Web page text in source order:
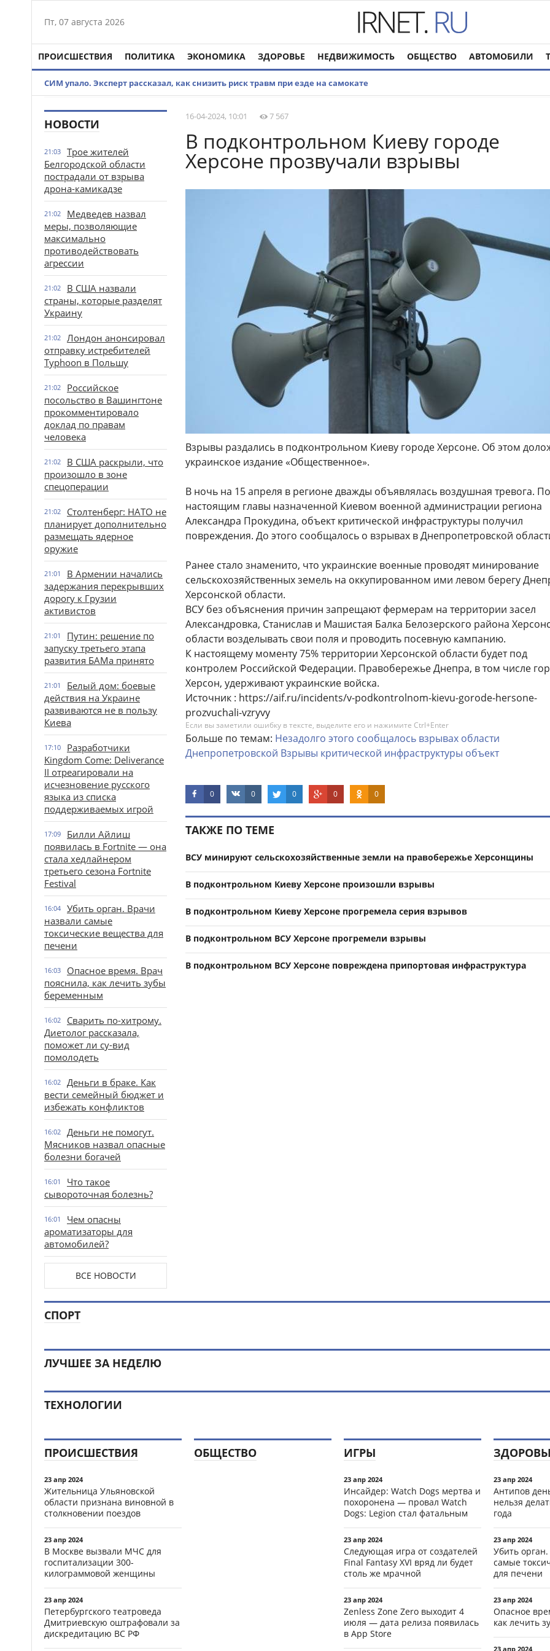
Пт, 07 августа 2026
ПРОИСШЕСТВИЯ ПОЛИТИКА ЭКОНОМИКА ЗДОРОВЬЕ НЕДВИЖИМОСТЬ ОБЩЕСТВО АВТОМОБИЛИ
СИМ упало. Эксперт рассказал, как снизить риск травм при езде на самокате
НОВОСТИ
21:03
Трое жителей
Белгородской области
пострадали от взрыва
дрона-камикадзе
21:02
Медведев назвал
меры, позволяющие
максимально
противодействовать
агрессии
21:02
В США назвали
страны, которые разделят
Украину
21:02
Лондон анонсировал
отправку истребителей
Typhoon в Польшу
21:02
Российское
посольство в Вашингтоне
прокомментировало
доклад по правам
человека
21:02
В США раскрыли, что
произошло в зоне
спецоперации
21:02
Столтенберг: НАТО не
планирует дополнительно
размещать ядерное
оружие
21:01
В Армении начались
задержания перекрывших
дорогу к Грузии
активистов
21:01
Путин: решение по
запуску третьего этапа
развития БАМа принято
21:01
Белый дом: боевые
действия на Украине
развиваются не в пользу
Киева
17:10
Разработчики
Kingdom Come: Deliverance
II отреагировали на
исчезновение русского
языка из списка
поддерживаемых игрой
17:09
Билли Айлиш
появилась в Fortnite — она
стала хедлайнером
третьего сезона Fortnite
Festival
16:04
Убить орган. Врачи
назвали самые
токсические вещества для
печени
16:03
Опасное время. Врач
пояснила, как лечить зубы
беременным
16:02
Сварить по-хитрому.
Диетолог рассказала,
поможет ли су-вид
помолодеть
16:02
Деньги в браке. Как
вести семейный бюджет и
избежать конфликтов
16:02
Деньги не помогут.
Мясников назвал опасные
болезни богачей
16:01
Что такое
сывороточная болезнь?
16:01
Чем опасны
ароматизаторы для
автомобилей?
ВСЕ НОВОСТИ
16-04-2024, 10:01 7 567
В подконтрольном Киеву городе
Херсоне прозвучали взрывы
Взрывы раздались в подконтрольном Киеву городе Херсоне. Об этом
украинское издание «Общественное».
В ночь на 15 апреля в регионе дважды объявлялась воздушная тревога. По
настоящим главы назначенной Киевом военной администрации региона
Александра Прокудина, объект критической инфраструктуры получил
повреждения. До этого сообщалось о взрывах в Днепропетровской
Ранее стало знаменито, что украинские военные проводят минирование
сельскохозяйственных земель на оккупированном ими левом берегу
Херсонской области.
ВСУ без объяснения причин запрещают фермерам на территории засел
Александровка, Станислав и Машистая Балка Белозерского района
области возделывать свои поля и проводить посевную кампанию.
К настоящему моменту 75% территории Херсонской области будет под
контролем Российской Федерации. Правобережье Днепра, в том числе
Херсон, удерживают украинские войска.
Источник : https://aif.ru/incidents/v-podkontrolnom-kievu-gorode-hersone-
prozvuchali-vzryvy
Если вы заметили ошибку в тексте, выделите его и нажимите Ctrl+Enter
Больше по темам: Незадолго этого сообщалось взрывах области
Днепропетровской Взрывы критической инфраструктуры объект
0 0 0 0 0
ТАКЖЕ ПО ТЕМЕ
ВСУ минируют сельскохозяйственные земли на правобережье Херсонщины
В подконтрольном Киеву Херсоне произошли взрывы
В подконтрольном Киеву Херсоне прогремела серия взрывов
В подконтрольном ВСУ Херсоне прогремели взрывы
В подконтрольном ВСУ Херсоне повреждена припортовая инфраструктура
СПОРТ
ЛУЧШЕЕ ЗА НЕДЕЛЮ
ТЕХНОЛОГИИ
ПРОИСШЕСТВИЯ
23 апр 2024
Жительница Ульяновской
области признана виновной в
столкновении поездов
23 апр 2024
В Москве вызвали МЧС для
госпитализации 300-
килограммовой женщины
23 апр 2024
Петербургского театроведа
Дмитриевскую оштрафовали за
дискредитацию ВС РФ
ОБЩЕСТВО ИГРЫ
23 апр 2024
Инсайдер: Watch Dogs мертва и
похоронена — провал Watch
Dogs: Legion стал фатальным
23 апр 2024
Следующая игра от создателей
Final Fantasy XVI вряд ли будет
столь же мрачной
23 апр 2024
Zenless Zone Zero выходит 4
июля — дата релиза появилась
в App Store
23 апр 2024
Антипов
нельзя
года
23 апр 2024
Убить
самые
для печени
23 апр 2024
Опасное
как лечить
23 апр 2024